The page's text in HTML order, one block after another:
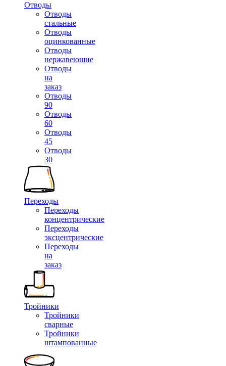
Отводы
Отводы
стальные
Отводы
оцинкованные
Отводы
нержавеющие
Отводы
на
заказ
Отводы
90
Отводы
60
Отводы
45
Отводы
30
Переходы
Переходы
концентрические
Переходы
эксцентрические
Переходы
на
заказ
Тройники
Тройники
сварные
Тройники
штампованные